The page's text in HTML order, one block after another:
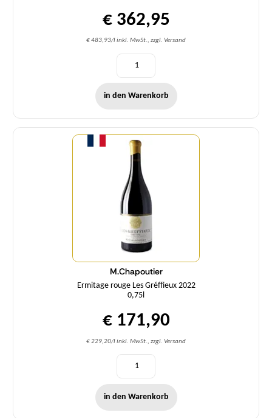
€ 362,95
€ 483,93/l inkl. MwSt., zzgl. Versand
in den Warenkorb
M.Chapoutier
Ermitage rouge Les Gréffieux 2022
0,75l
€ 171,90
€ 229,20/l inkl. MwSt., zzgl. Versand
Menge
in den Warenkorb